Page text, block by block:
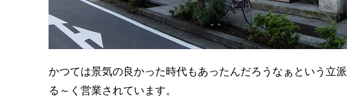
かつては景気の良かった時代もあったんだろうなぁという立
る～く営業されています。